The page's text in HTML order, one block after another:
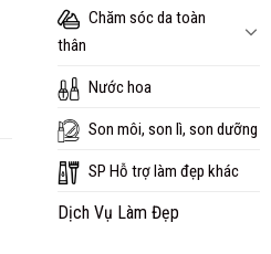
Chăm sóc da toàn
thân
Nước hoa
Son môi, son lì, son dưỡng
SP Hỗ trợ làm đẹp khác
Dịch Vụ Làm Đẹp